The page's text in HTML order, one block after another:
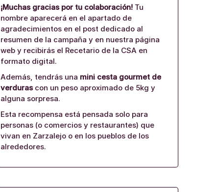
¡Muchas gracias por tu colaboración! Tu
nombre aparecerá en el apartado de
agradecimientos en el post dedicado al
resumen de la campaña y en nuestra página
web y recibirás el Recetario de la CSA en
formato digital.
Además, tendrás una mini cesta gourmet de
verdurascon un peso aproximado de 5kg y
alguna sorpresa.
Esta recompensa está pensada solo para
personas (o comercios y restaurantes) que
vivan en Zarzalejo o en los pueblos de los
alrededores.